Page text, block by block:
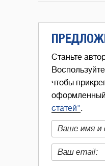
Станьте
чтобы
статей".